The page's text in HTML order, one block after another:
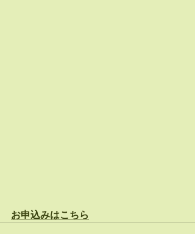
お申込みはこちら